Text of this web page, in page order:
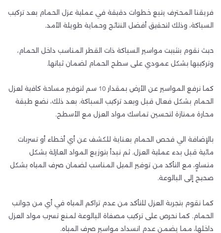
فريقنا المحترف يتبع خطوات دقيقة في عملية عزل الحمام بعد تركيب
السباكة، وذلك لتحقيق أفضل النتائج وحماية طويلة الأمد.
حيث نقوم بتثبيت مواسير السباكة ذات القطر المناسب داخل الحمام،
وتركيبها بشكل عمودي على سطح الحمام لضمان ثباتها.
كما نرفع المواسير عن الأرض بمقدار 10 سم لتوفير مساحة كافية لعزل
الحمام بشكل فعال قبل وبعد تركيب السباكة. بعد ذلك، نضع طبقة
محارة ممتازة لتحسين تماسك مواد العزل مع الأسطح.
بالإضافة الي فحص الحمام بعناية للكشف عن أي أخطاء أو تسربات
مائية قبل بدء عملية العزل. ثم نبدأ بتوزيع المواد العازلة بشكل
متساوٍ، مع التأكد من توفير الميل المناسب لضمان صرف المياه بشكل
صحيح إلى البالوعة.
كما نقوم بتجربة العزل للتأكد من عدم تراكم المياه في أي من جوانب
الحمام. كما نحرص على تركيب مصفاة البالوعة لمنع تسرب مواد العزل
داخلها، مما يضمن عدم انسداد مواسير صرف المياه.